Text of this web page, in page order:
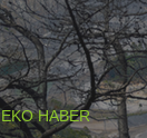
EKO HABER